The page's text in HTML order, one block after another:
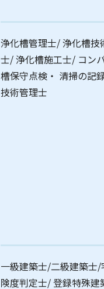
浄化槽管理士/ 浄化槽
士/ 浄化槽施工士/ コン
槽保守点検・ 清掃の記
技術管理士
一級建築士/二級建築士
険度判定士/ 登録特殊